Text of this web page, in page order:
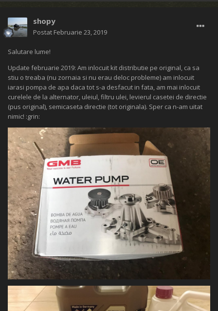
shopy
Postat Februarie 23, 2019
Salutare lume!
Update februarie 2019: Am inlocuit kit distributie pe original, ca sa
stiu o treaba (nu zornaia si nu erau deloc probleme) am inlocuit
iarasi pompa de apa daca tot s-a desfacut in fata, am mai inlocuit
curelele de la alternator, uleiul, filtru ulei, levierul casetei de directie
(pus original), semicaseta directie (tot originala). Sper ca n-am uitat
nimic! :grin: